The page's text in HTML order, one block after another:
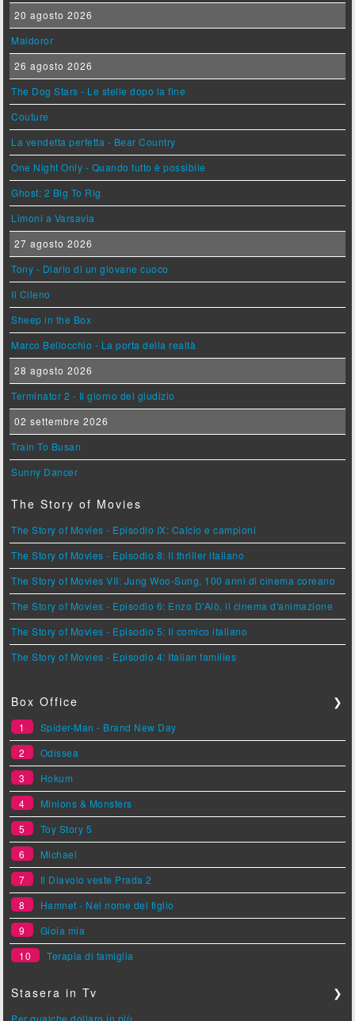
20 agosto 2026
Maldoror
26 agosto 2026
The Dog Stars - Le stelle dopo la fine
Couture
La vendetta perfetta - Bear Country
One Night Only - Quando tutto è possibile
Ghost: 2 Big To Rig
Limoni a Varsavia
27 agosto 2026
Tony - Diario di un giovane cuoco
Il Cileno
Sheep in the Box
Marco Bellocchio - La porta della realtà
28 agosto 2026
Terminator 2 - Il giorno del giudizio
02 settembre 2026
Train To Busan
Sunny Dancer
The Story of Movies
The Story of Movies - Episodio IX: Calcio e campioni
The Story of Movies - Episodio 8: Il thriller italiano
The Story of Movies VII: Jung Woo-Sung, 100 anni di cinema coreano
The Story of Movies - Episodio 6: Enzo D'Alò, il cinema d'animazione
The Story of Movies - Episodio 5: Il comico italiano
The Story of Movies - Episodio 4: Italian families
Box Office ❯
1
Spider-Man - Brand New Day
2
Odissea
3
Hokum
4
Minions & Monsters
5
Toy Story 5
6
Michael
7
Il Diavolo veste Prada 2
8
Hamnet - Nel nome del figlio
9
Gioia mia
10
Terapia di famiglia
Stasera in Tv ❯